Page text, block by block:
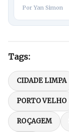
Por Yan Simon
Tags:
CIDADE LIMPA
PORTO VELHO
ROÇAGEM